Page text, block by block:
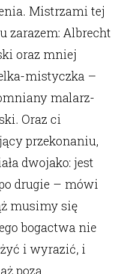
Mistrzami tej
zarazem: Albrecht
oraz mniej
mistyczka –
malarz-
Oraz ci
przekonaniu,
dwojako: jest
drugie – mówi
musimy się
bogactwa nie
i wyrazić, i
poza